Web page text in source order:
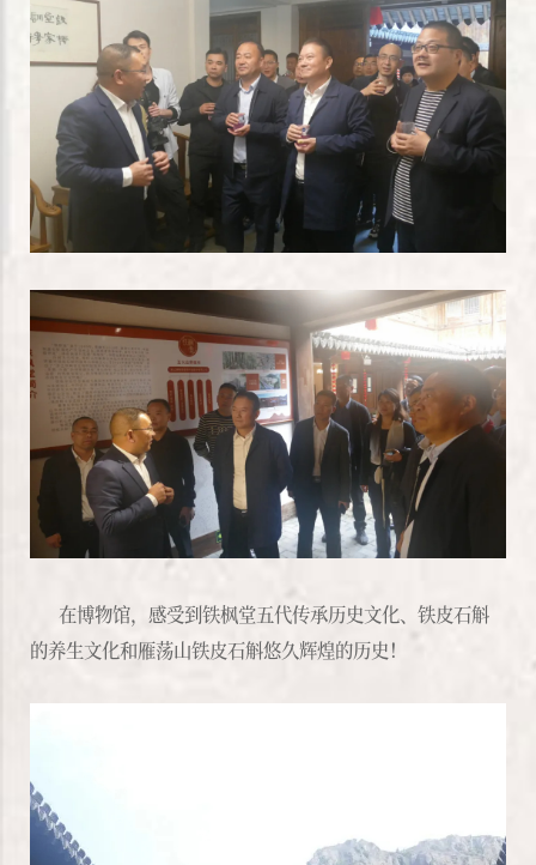
在博物馆，感受到铁枫堂五代传承历史文化、铁皮石斛
的养生文化和雁荡山铁皮石斛悠久辉煌的历史！